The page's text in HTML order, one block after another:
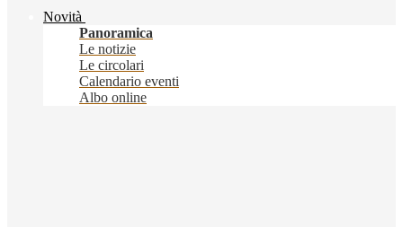
Novità
Panoramica
Le notizie
Le circolari
Calendario eventi
Albo online